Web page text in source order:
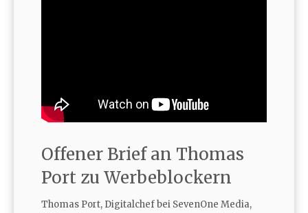
Offener Brief an Thomas
Port zu Werbeblockern
Thomas Port, Digitalchef bei SevenOne Media,